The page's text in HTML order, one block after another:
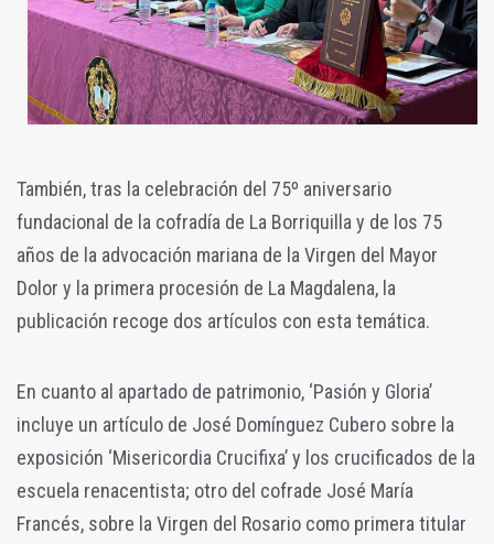
También, tras la celebración del 75º aniversario
fundacional de la cofradía de La Borriquilla y de los 75
años de la advocación mariana de la Virgen del Mayor
Dolor y la primera procesión de La Magdalena, la
publicación recoge dos artículos con esta temática.
En cuanto al apartado de patrimonio, ‘Pasión y Gloria’
incluye un artículo de José Domínguez Cubero sobre la
exposición ‘Misericordia Crucifixa’ y los crucificados de la
escuela renacentista; otro del cofrade José María
Francés, sobre la Virgen del Rosario como primera titular